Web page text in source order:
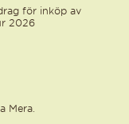
för inköp av
2026
Mera.